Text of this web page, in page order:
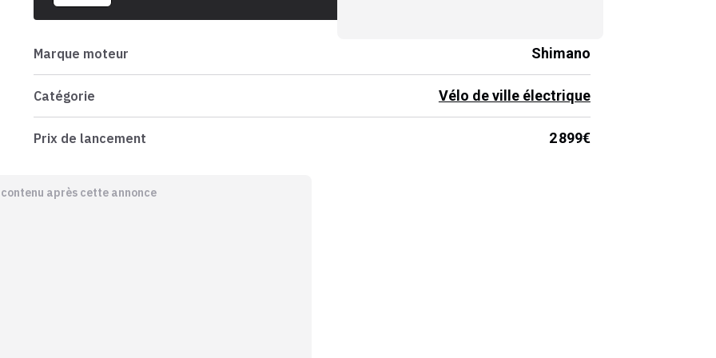
Marque moteur Shimano
Catégorie Vélo de ville électrique
Prix de lancement 2 899€
après cette annonce